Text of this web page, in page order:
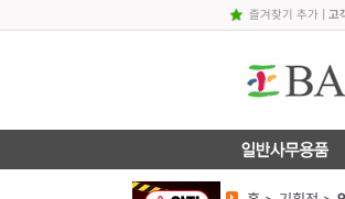
즐겨찾기 추가| 고